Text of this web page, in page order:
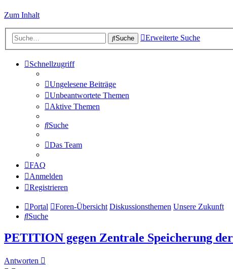
Zum Inhalt
Suche Erweiterte Suche
Schnellzugriff
Ungelesene Beiträge
Unbeantwortete Themen
Aktive Themen
Suche
Das Team
FAQ
Anmelden
Registrieren
Portal Foren-Übersicht Diskussionsthemen Unsere Zukunft
Suche
PETITION gegen Zentrale Speicherung
Antworten